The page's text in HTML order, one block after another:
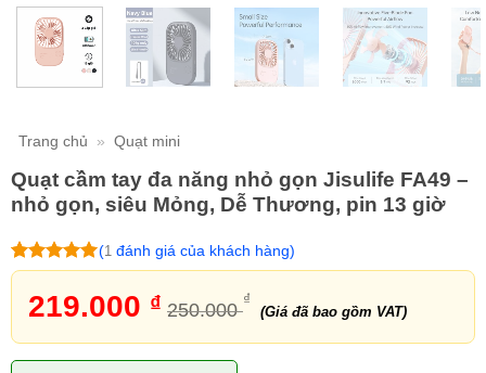
Trang chủ » Quạt mini
Quạt cầm tay đa năng nhỏ gọn Jisulife FA49 –
nhỏ gọn, siêu Mỏng, Dễ Thương, pin 13 giờ
5trên 5
dựa trên
1
đánh giá
(1 đánh giá của khách hàng)
219.000 ₫ 250.000
₫
(Giá đã bao gồm VAT)